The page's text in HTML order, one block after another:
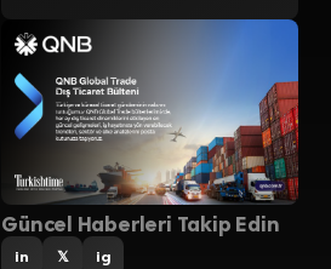
Güncel Haberleri Takip Edin
in 𝕏 ig